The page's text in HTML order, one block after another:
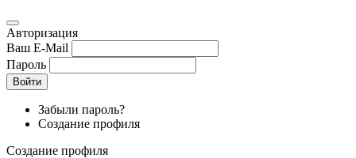
Авторизация
Ваш E-Mail
Пароль
Войти
Забыли пароль?
Создание профиля
Создание профиля